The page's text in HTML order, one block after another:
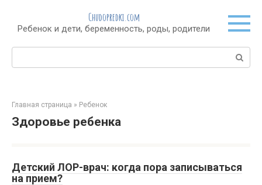
контенту
Chudopredki.com
Ребенок и дети, беременность, роды, родители
Поиск:
Главная страница » Ребенок
Здоровье ребенка
Детский ЛОР-врач: когда пора записываться
на прием?